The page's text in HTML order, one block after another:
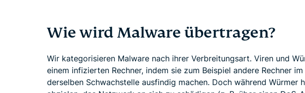
Wie wird Malware übertragen?
Wir kategorisieren Malware nach ihrer Verbreitungsart. Viren und
einem infizierten Rechner, indem sie zum Beispiel andere Rechner
derselben Schwachstelle ausfindig machen. Doch während Würmer